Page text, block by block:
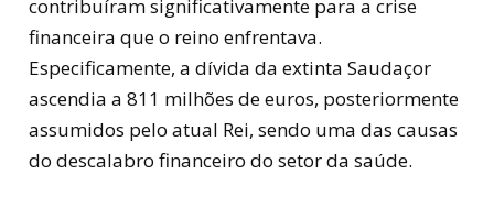
contribuíram significativamente para a crise
financeira que o reino enfrentava.
Especificamente, a dívida da extinta Saudaçor
ascendia a 811 milhões de euros, posteriormente
assumidos pelo atual Rei, sendo uma das causas
do descalabro financeiro do setor da saúde.